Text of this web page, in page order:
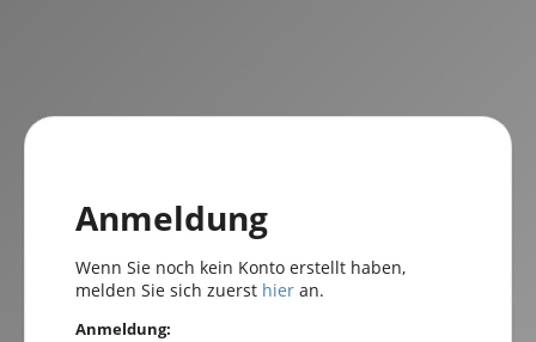
Anmeldung
Wenn Sie noch kein Konto erstellt haben,
melden Sie sich zuerst hier an.
Anmeldung: